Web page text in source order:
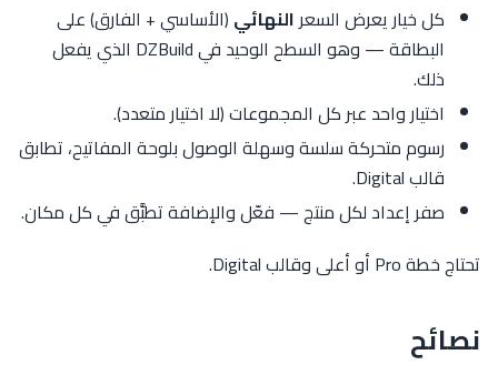
كل خيار يعرض السعر النهائي (الأساسي + الفارق) على
البطاقة — وهو السطح الوحيد في DZBuild الذي يفعل
ذلك.
اختيار واحد عبر كل المجموعات (لا اختيار متعدد).
رسوم متحركة سلسة وسهلة الوصول بلوحة المفاتيح، تطابق
قالب Digital.
صفر إعداد لكل منتج — فعّل والإضافة تطبَّق في كل مكان.
تحتاج خطة Pro أو أعلى وقالب Digital.
نصائح